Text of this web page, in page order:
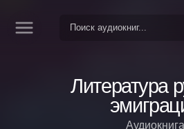
Литература
Аудиокнига